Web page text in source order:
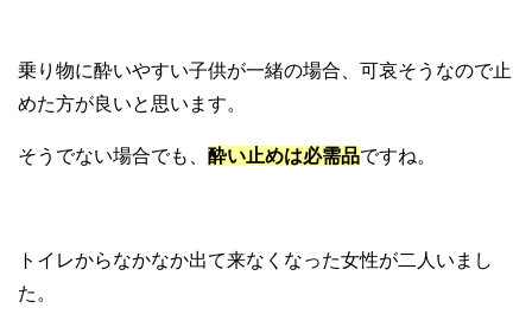
乗り物に酔いやすい子供が一緒の場合、可哀そうなので止
めた方が良いと思います。
そうでない場合でも、 酔い止めは必需品ですね。
トイレからなかなか出て来なくなった女性が二人いまし
た。